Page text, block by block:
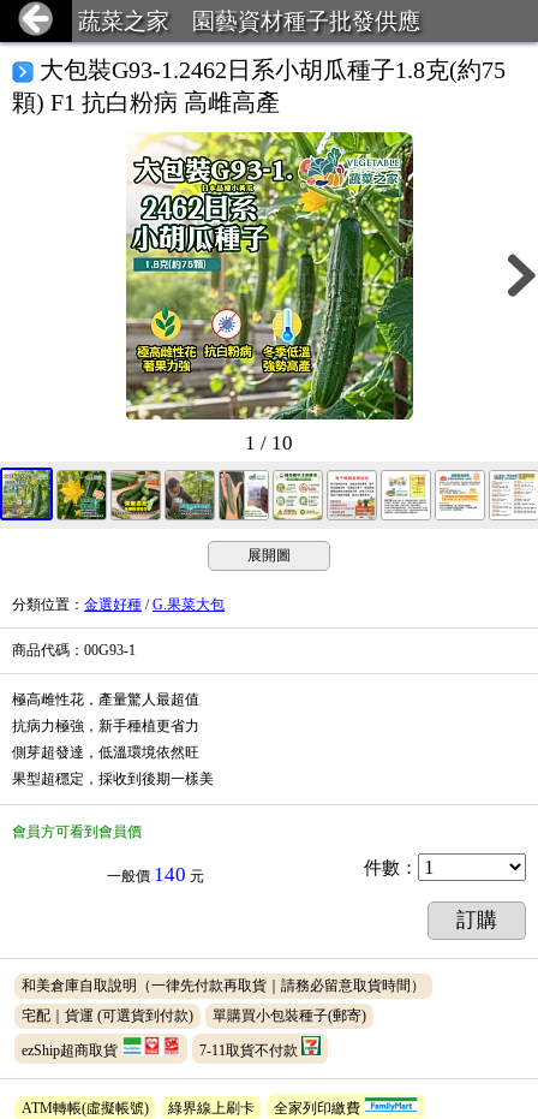
蔬菜之家 園藝資材種子批發供應
大包裝G93-1.2462日系小胡瓜種子1.8克(約75
顆) F1 抗白粉病 高雌高產
1 / 10
展開圖
分類位置 ： 金選好種 /G.果菜大包
商品代碼 ：00G93-1
極高雌性花，產量驚人最超值
抗病力極強，新手種植更省力
側芽超發達，低溫環境依然旺
果型超穩定，採收到後期一樣美
會員方可看到會員價
一般價 140 元 件數 ：
訂購
和美倉庫自取說明（一律先付款再取貨｜請務必留意取貨時間）
宅配｜貨運 (可選貨到付款) 單購買小包裝種子(郵寄)
ezShip超商取貨 7-11取貨不付款
ATM轉帳(虛擬帳號) 綠界線上刷卡
全家列印繳費